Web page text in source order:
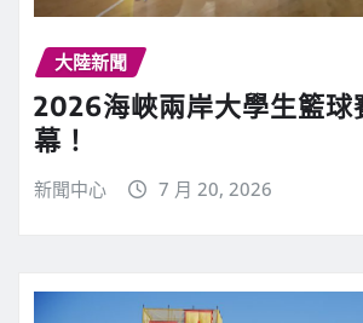
大陸新聞
2026海峽兩岸大學生籃球
幕！
新聞中心 7 月 20, 2026